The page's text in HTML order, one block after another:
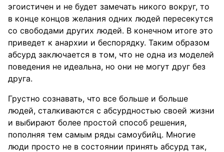
эгоистичен и не будет замечать никого вокруг, то
в конце концов желания одних людей пересекутся
со свободами других людей. В конечном итоге это
приведет к анархии и беспорядку. Таким образом
абсурд заключается в том, что не одна из моделей
поведения не идеальна, но они не могут друг без
друга.
Грустно сознавать, что все больше и больше
людей, сталкиваются с абсурдностью своей жизни
и выбирают более простой способ решения,
пополняя тем самым ряды самоубийц. Многие
люди просто не в состоянии принять абсурд так,